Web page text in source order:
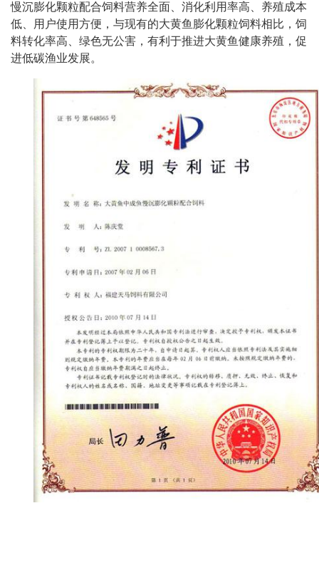
慢沉膨化颗粒配合饲料营养全面、消化利用率高、养殖成本
低、用户使用方便，与现有的大黄鱼膨化颗粒饲料相比，饲
料转化率高、绿色无公害，有利于推进大黄鱼健康养殖，促
进低碳渔业发展。